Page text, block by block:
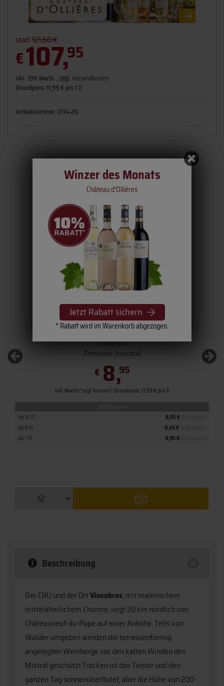
Winzer des Monats
Château d'Ollières
Jetzt Rabatt sichern
* Rabatt wird im Warenkorb abgezogen.
statt121,60 €
€107,95
inkl. 19% MwSt. , zzgl. Versandkosten
(Grundpreis: 11,99 € pro 1 l)
Artikelnummer: 0114-20
Dieser Artikel besteht aus
4x
» Vinsobres «
Domaine Autrand
€ 8,95
inkl. MwSt. / zzgl.Versand (Grundpreis: 11,93 € pro l)
ab 1 Fl. 9,95 €
ab 6 Fl. 9,45 €
ab 12 Fl. 8,95 €
Beschreibung
Der CRU und der OrtVinsobres, mit malerischem
mittelalterlichem Charme, liegt 20 km nördlich von
Châteauneuf-du-Pape auf einer Anhöhe. Teils von
Wälder umgeben werden die terrassenförmig
angelegten Weinberge vor den kalten Winden des
Mistral geschützt.Trocken ist das Terroir und den
ganzen Tag sonnenüberflutet, aber die Höhe von 200-